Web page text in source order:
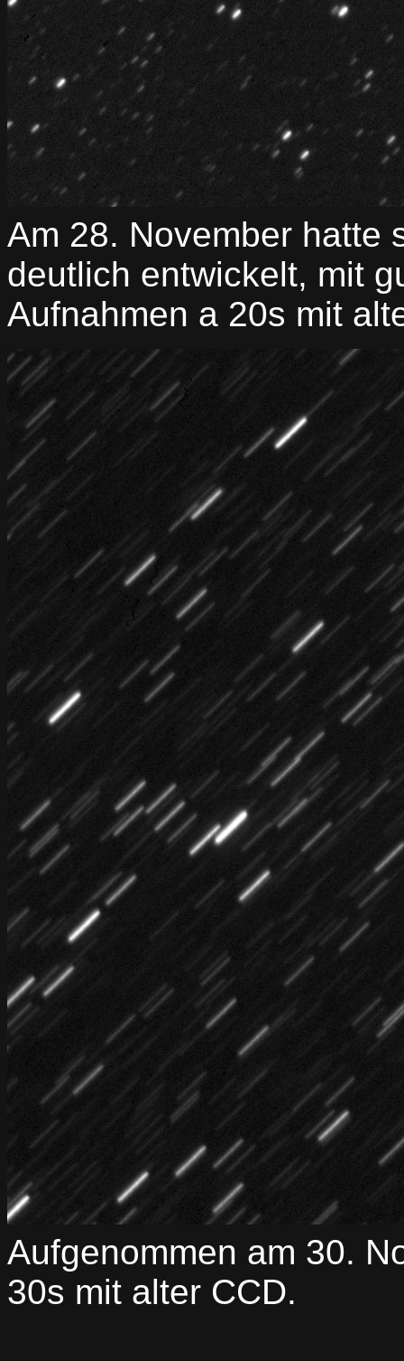
Am 28. November hatte
deutlich entwickelt, mit
Aufnahmen a 20s mit
Aufgenommen am 30.
30s mit alter CCD.